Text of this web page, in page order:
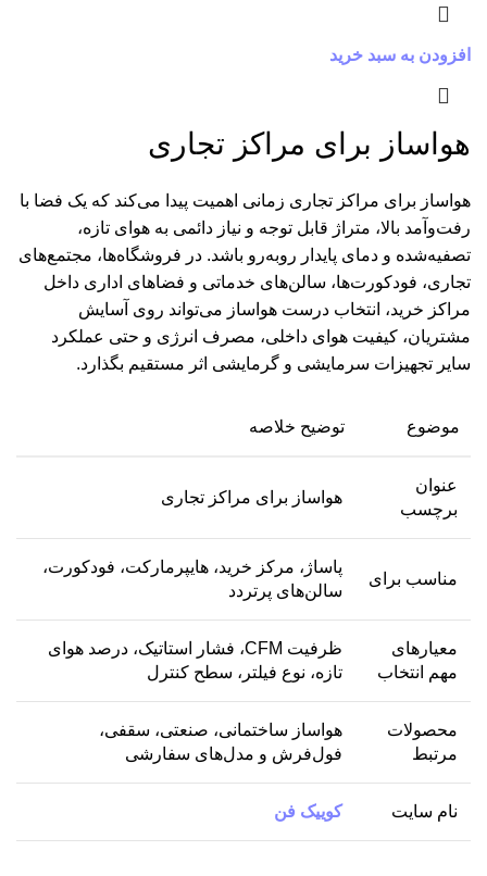
افزودن به سبد خرید
هواساز برای مراکز تجاری
هواساز برای مراکز تجاری زمانی اهمیت پیدا می‌کند که یک فضا با
رفت‌وآمد بالا، متراژ قابل توجه و نیاز دائمی به هوای تازه،
تصفیه‌شده و دمای پایدار روبه‌رو باشد. در فروشگاه‌ها، مجتمع‌های
تجاری، فودکورت‌ها، سالن‌های خدماتی و فضاهای اداری داخل
مراکز خرید، انتخاب درست هواساز می‌تواند روی آسایش
مشتریان، کیفیت هوای داخلی، مصرف انرژی و حتی عملکرد
سایر تجهیزات سرمایشی و گرمایشی اثر مستقیم بگذارد.
موضوع توضیح خلاصه
عنوان
برچسب
هواساز برای مراکز تجاری
مناسب برای
پاساژ، مرکز خرید، هایپرمارکت، فودکورت،
سالن‌های پرتردد
معیارهای
مهم انتخاب
ظرفیت CFM، فشار استاتیک، درصد هوای
تازه، نوع فیلتر، سطح کنترل
محصولات
مرتبط
هواساز ساختمانی، صنعتی، سقفی،
فول‌فرش و مدل‌های سفارشی
نام سایت کوییک فن